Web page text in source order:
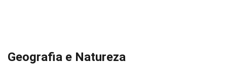
Geografia e Natureza